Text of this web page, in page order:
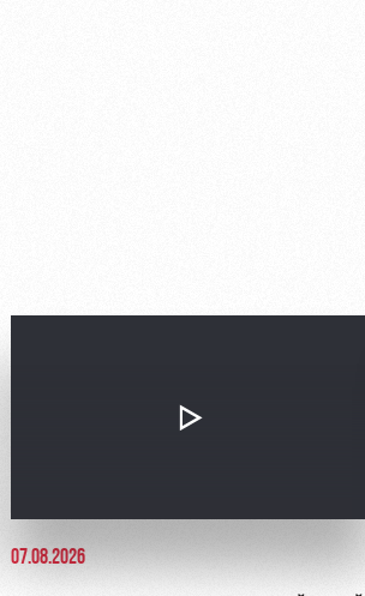
07.08.2026